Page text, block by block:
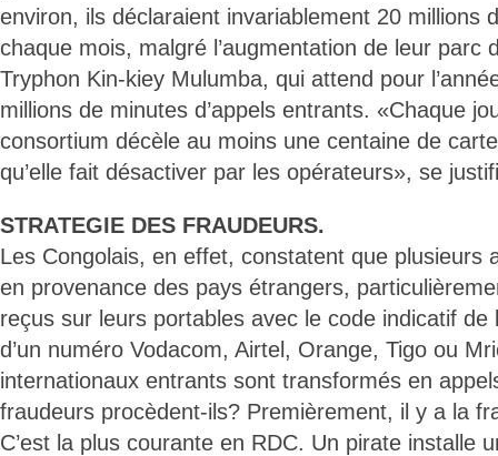
environ, ils déclaraient invariablement 20 millions
chaque mois, malgré l’augmentation de leur parc
Tryphon Kin-kiey Mulumba, qui attend pour
millions de minutes d’appels entrants. «Chaque
consortium décèle au moins une centaine de
qu’elle fait désactiver par les opérateurs», se
STRATEGIE DES FRAUDEURS.
Les Congolais, en effet, constatent que plusieurs
en provenance des pays étrangers,
reçus sur leurs portables avec le code indicatif de
d’un numéro Vodacom, Airtel, Orange, Tigo ou
internationaux entrants sont transformés en
fraudeurs procèdent-ils? Premièrement, il y a la
C’est la plus courante en RDC. Un pirate installe